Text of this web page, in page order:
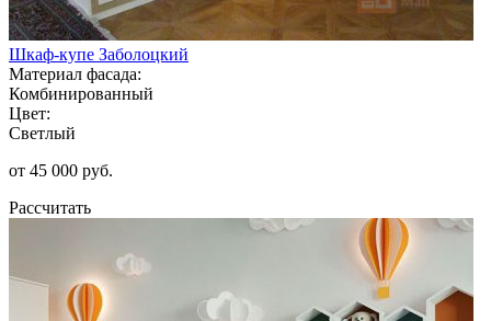
Шкаф-купе Заболоцкий
Материал фасада:
Комбинированный
Цвет:
Светлый
от 45 000 руб.
Рассчитать